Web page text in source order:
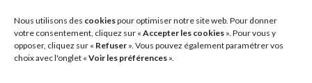
Nous utilisons des cookiespour optimiser notre site web. Pour donner
votre consentement, cliquez sur « Accepter les cookies ». Pour vous y
opposer, cliquez sur « Refuser ». Vous pouvez également paramétrer vos
choix avec l'onglet « Voir les préférences ».
SébastiendansCyclocross de Brochon (21)
BreniauxdansCyclocross de Brochon (21)